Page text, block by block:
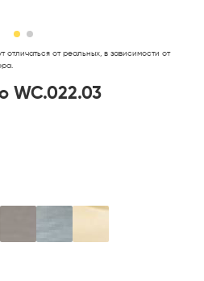
отличаться от реальных, в зависимости от
WC.022.03